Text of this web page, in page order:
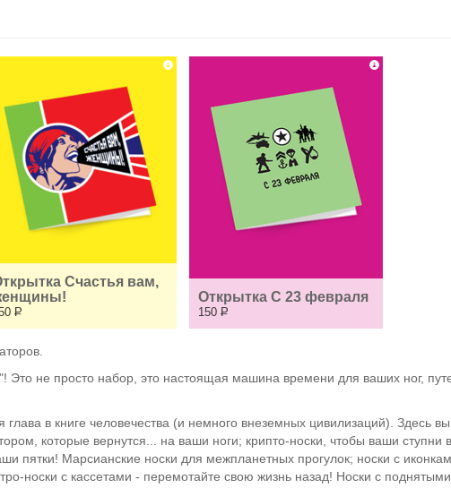
Счастья вам,
Р
Открытка С 23 февраля
150 Р
не просто набор, это настоящая машина времени для ваших ног,
в книге человечества (и немного внеземных цивилизаций). Здесь
которые вернутся... на ваши ноги; крипто-носки, чтобы ваши ступни
пятки! Марсианские носки для межпланетных прогулок; носки с
носки с кассетами - перемотайте свою жизнь назад! Носки с